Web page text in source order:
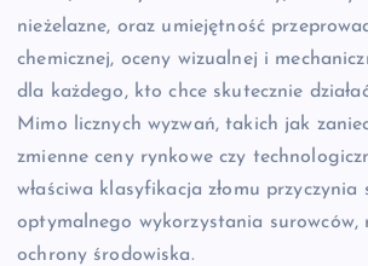
nieżelazne, oraz umiejętność
chemicznej, oceny wizualnej i
dla każdego, kto chce skutecznie
Mimo licznych wyzwań, takich jak
zmienne ceny rynkowe czy
właściwa klasyfikacja złomu przyczynia
optymalnego wykorzystania surowców,
ochrony środowiska.